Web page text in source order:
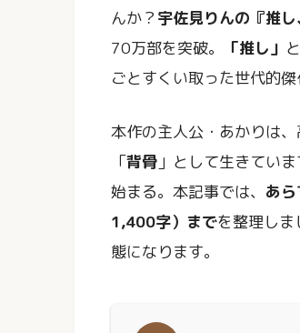
んか？ 宇佐見りんの『推し
70万部を突破。
「推し」
ごとすくい取った世代的傑
本作の主人公・あかりは
「背骨 」として生きてい
始まる。本記事では、 あ
1,400字）までを整理し
態になります。